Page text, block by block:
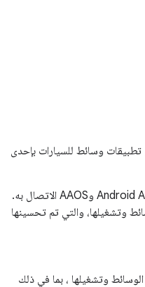
وسائط للسيارات بإحدى
لإنشاء تطبيق يمكن لـ Android Auto وAAOS الاتصال به.
وتشغيلها، والتي تم تحسينها
وتشغيلها ، بما في ذلك